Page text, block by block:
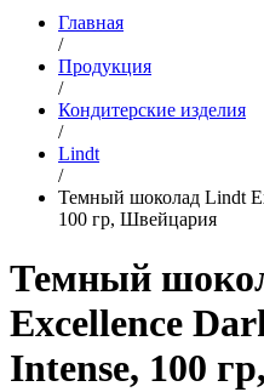
Главная
/
Продукция
/
Кондитерские изделия
/
Lindt
/
Темный шоколад Lindt
100 гр, Швейцария
Темный
Excellence
Intense, 100